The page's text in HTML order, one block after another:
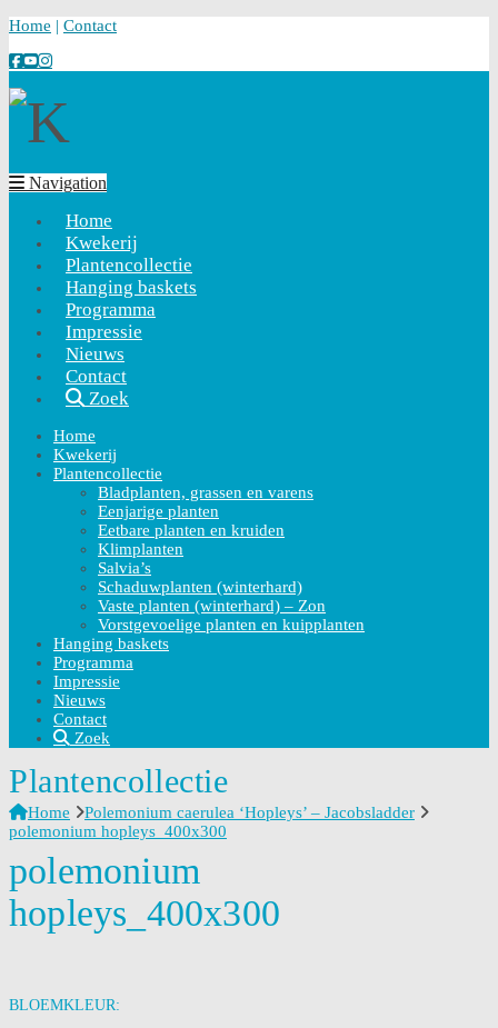
Home | Contact
Navigation
Home
Kwekerij
Plantencollectie
Hanging baskets
Programma
Impressie
Nieuws
Contact
Zoek
Home
Kwekerij
Plantencollectie
Bladplanten, grassen en varens
Eenjarige planten
Eetbare planten en kruiden
Klimplanten
Salvia’s
Schaduwplanten (winterhard)
Vaste planten (winterhard) – Zon
Vorstgevoelige planten en kuipplanten
Hanging baskets
Programma
Impressie
Nieuws
Contact
Zoek
Plantencollectie
Home
Polemonium caerulea ‘Hopleys’ – Jacobsladder
polemonium hopleys_400x300
polemonium
hopleys_400x300
BLOEMKLEUR: